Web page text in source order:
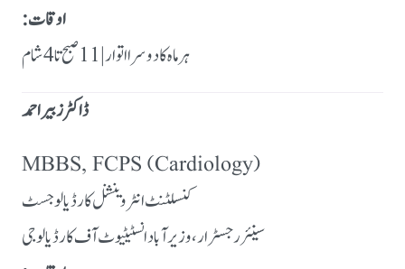
اوقات:
ہر ماہ کا دوسرا اتوار | 11 صبح تا 4 شام
ڈاکٹر زبیر احمد
MBBS, FCPS (Cardiology)
کنسلٹنٹ انٹروینشنل کارڈیالوجسٹ
سینئر رجسٹرار، وزیرآباد انسٹیٹیوٹ آف کارڈیالوجی